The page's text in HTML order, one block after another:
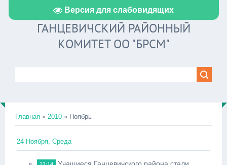
Версия для слабовидящих
ГАНЦЕВИЧСКИЙ РАЙОННЫЙ
КОМИТЕТ ОО "БРСМ"
Главная » 2010 » Ноябрь
24 Ноября, Среда